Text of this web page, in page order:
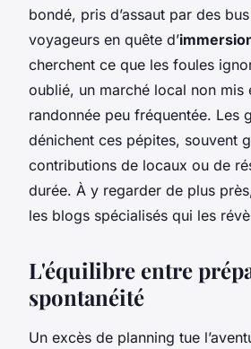
bondé, pris d’assaut par des
voyageurs en quête d’
cherchent ce que les foules
oublié, un marché local non mis
randonnée peu fréquentée. Les
dénichent ces pépites, souvent
contributions de locaux ou de
durée. À y regarder de plus
les blogs spécialisés qui les
L'équilibre entre
spontanéité
Un excès de planning tue